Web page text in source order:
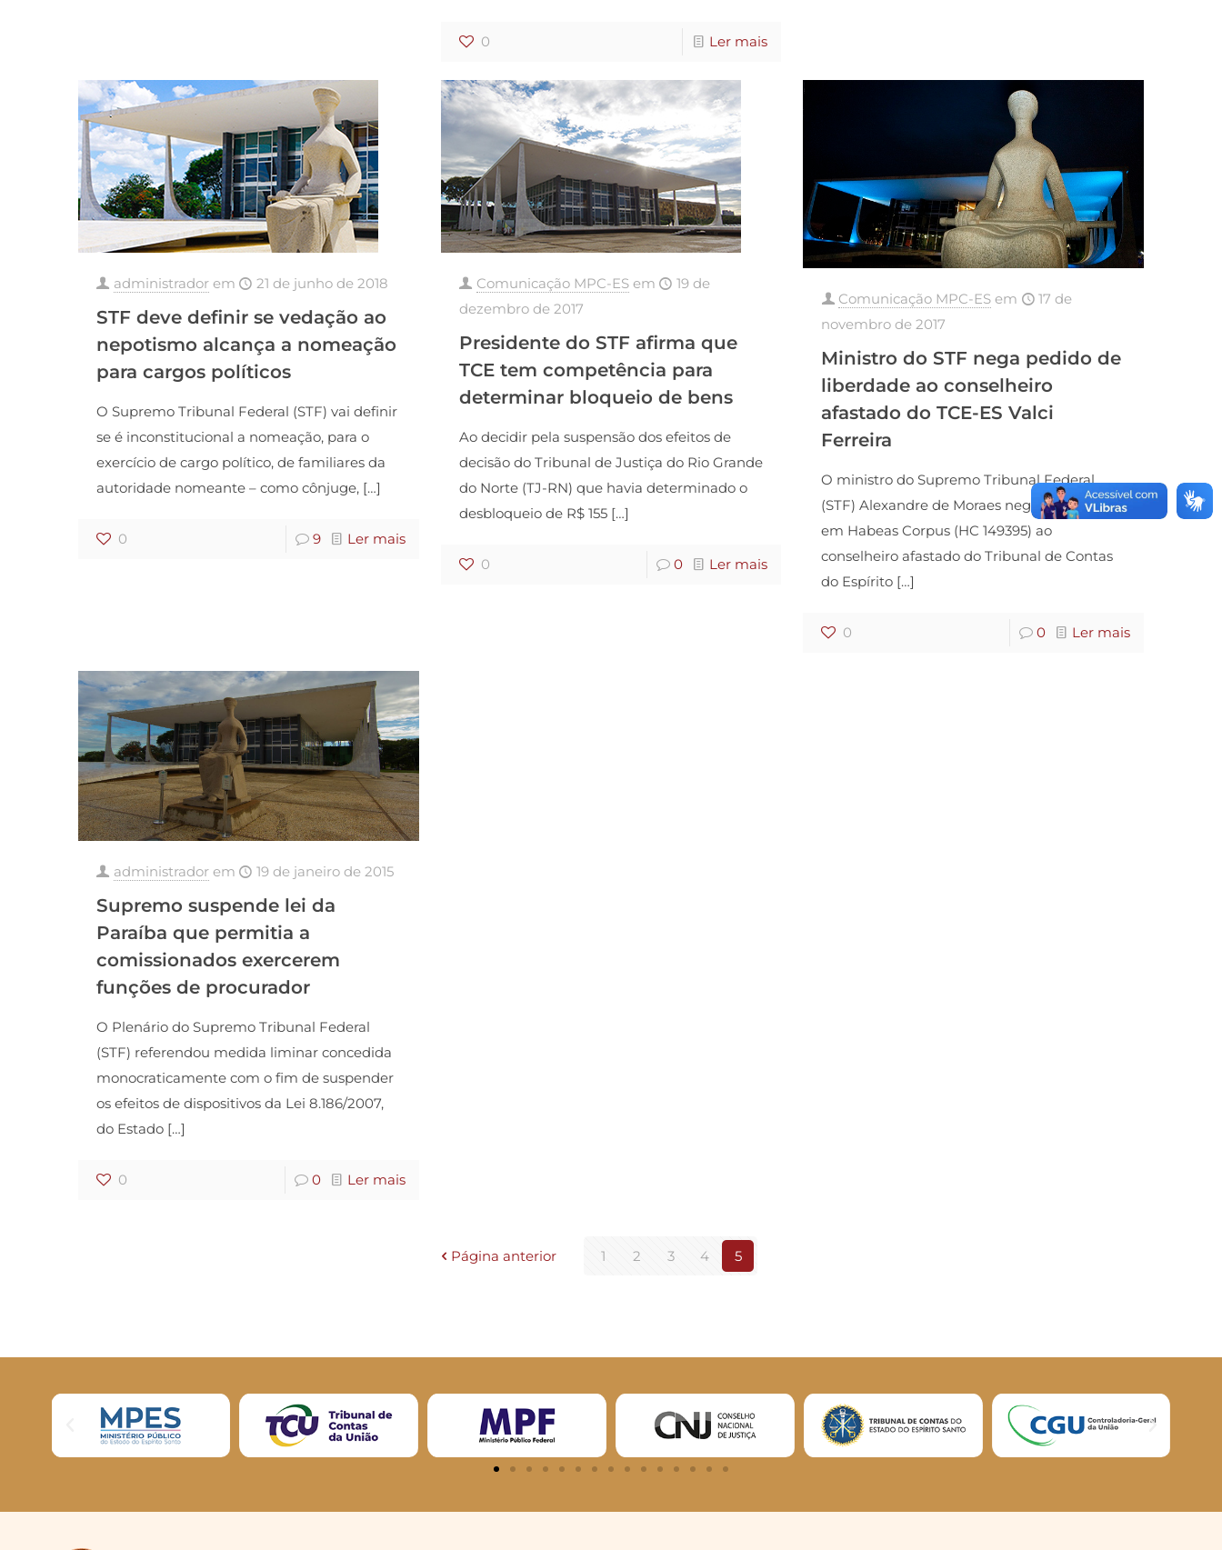
0 Ler mais
administrador em 21 de junho de 2018
STF deve definir se vedação ao
nepotismo alcança a nomeação
para cargos políticos
O Supremo Tribunal Federal (STF) vai definir
se é inconstitucional a nomeação, para o
exercício de cargo político, de familiares da
autoridade nomeante – como cônjuge, […]
0 9 Ler mais
Comunicação MPC-ES em
19 de
dezembro de 2017
Presidente do STF afirma que
TCE tem competência para
determinar bloqueio de bens
Ao decidir pela suspensão dos efeitos de
decisão do Tribunal de Justiça do Rio Grande
do Norte (TJ-RN) que havia determinado o
desbloqueio de R$ 155[…]
0 0 Ler mais
Comunicação MPC-ES em
17 de
novembro de 2017
Ministro do STF nega pedido de
liberdade ao conselheiro
afastado do TCE-ES Valci
Ferreira
O ministro do Supremo Tribunal Federal
(STF) Alexandre de Moraes negou liminar
em Habeas Corpus (HC 149395) ao
conselheiro afastado do Tribunal de Contas
do Espírito […]
0 0 Ler mais
administrador em 19 de janeiro de 2015
Supremo suspende lei da
Paraíba que permitia a
comissionados exercerem
funções de procurador
O Plenário do Supremo Tribunal Federal
(STF) referendou medida liminar concedida
monocraticamente com o fim de suspender
os efeitos de dispositivos da Lei 8.186/2007,
do Estado[…]
0 0 Ler mais
Página anterior 1 2 3 4 5